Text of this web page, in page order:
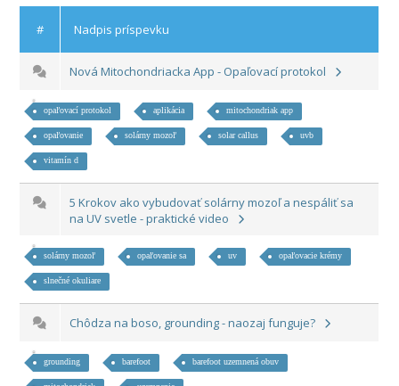
# Nadpis príspevku
Nová Mitochondriacka App - Opaľovací protokol
opaľovací protokol aplikácia mitochondriak app
opaľovanie solárny mozoľ solar callus uvb
vitamín d
5 Krokov ako vybudovať solárny mozoľ a nespáliť sa
na UV svetle - praktické video
solárny mozoľ opaľovanie sa uv opaľovacie krémy
slnečné okuliare
Chôdza na boso, grounding - naozaj funguje?
grounding barefoot barefoot uzemnená obuv